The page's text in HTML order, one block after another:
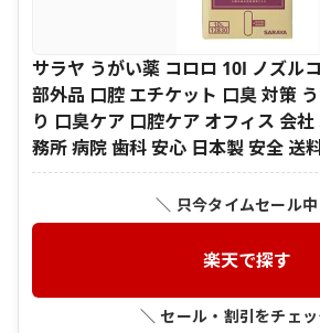
サラヤ うがい薬 コロロ 10l ノズル
部外品 口腔 エチケット 口臭 対策
り 口臭ケア 口腔ケア オフィス 会
務所 病院 歯科 安心 日本製 安全 送
＼ 只今タイムセール
楽天で探す
＼ セール・割引をチェ